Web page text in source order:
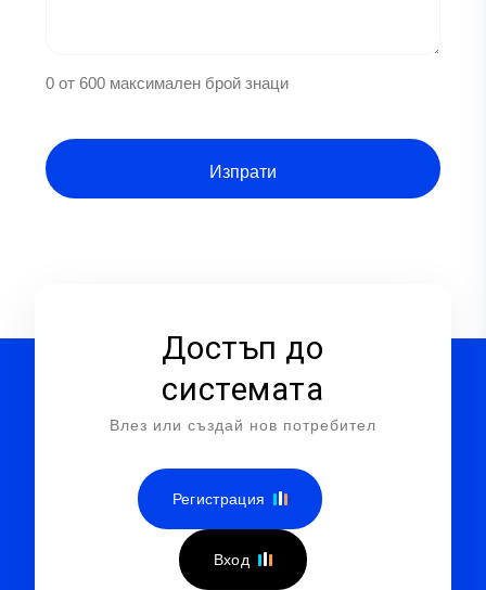
0 от 600 максимален брой знаци
Достъп до
системата
Влез или създай нов потребител
Регистрация
Вход